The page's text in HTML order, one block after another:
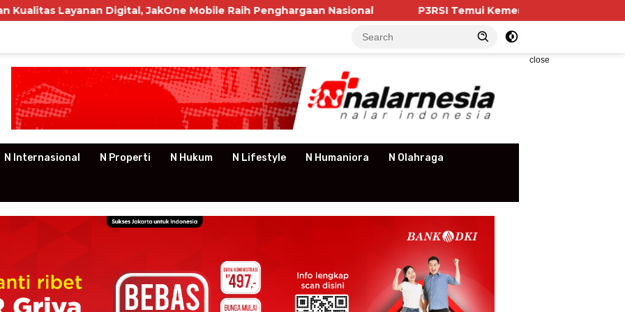
Digital, JakOne Mobile Raih Penghargaan Nasional P3RSI Temui Kementerian PKP, Pengurus
close
N Internasional N Properti N Hukum N Lifestyle N Humaniora N Olahraga